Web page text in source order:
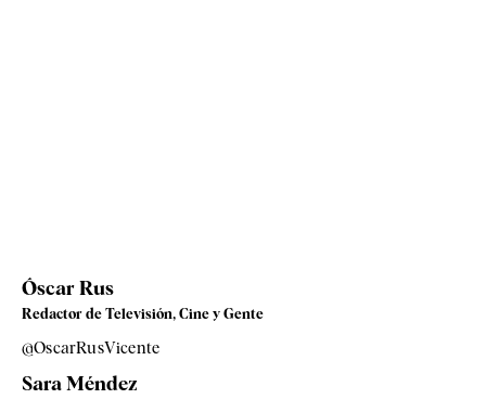
Óscar Rus
Redactor de Televisión, Cine y Gente
@OscarRusVicente
Sara Méndez